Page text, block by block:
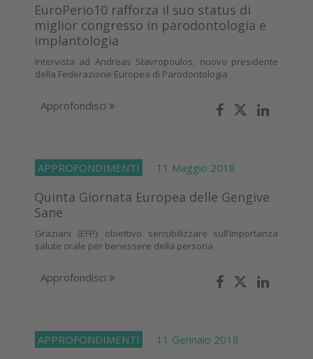
EuroPerio10 rafforza il suo status di
miglior congresso in parodontologia e
implantologia
Intervista ad Andreas Stavropoulos, nuovo presidente
della Federazione Europea di Parodontologia
Approfondisci
APPROFONDIMENTI 11 Maggio 2018
Quinta Giornata Europea delle Gengive
Sane
Graziani (EFP): obiettivo sensibilizzare sull’importanza
salute orale per benessere della persona
Approfondisci
APPROFONDIMENTI 11 Gennaio 2018